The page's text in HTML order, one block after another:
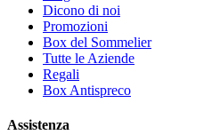
Dicono di noi
Promozioni
Box del Sommelier
Tutte le Aziende
Regali
Box Antispreco
Assistenza